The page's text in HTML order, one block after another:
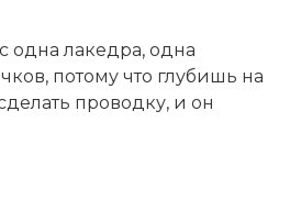
одна лакедра, одна
потому что глубишь на
проводку, и он